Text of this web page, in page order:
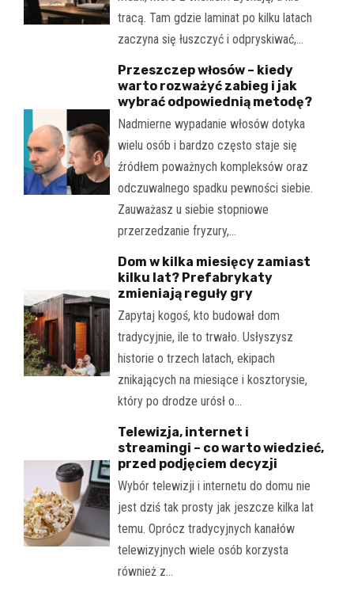
tracą. Tam gdzie laminat po kilku latach
zaczyna się łuszczyć i odpryskiwać,…
Przeszczep włosów – kiedy
warto rozważyć zabieg i jak
wybrać odpowiednią metodę?
Nadmierne wypadanie włosów dotyka
wielu osób i bardzo często staje się
źródłem poważnych kompleksów oraz
odczuwalnego spadku pewności siebie.
Zauważasz u siebie stopniowe
przerzedzanie fryzury,…
Dom w kilka miesięcy zamiast
kilku lat? Prefabrykaty
zmieniają reguły gry
Zapytaj kogoś, kto budował dom
tradycyjnie, ile to trwało. Usłyszysz
historie o trzech latach, ekipach
znikających na miesiące i kosztorysie,
który po drodze urósł o…
Telewizja, internet i
streamingi – co warto wiedzieć,
przed podjęciem decyzji
Wybór telewizji i internetu do domu nie
jest dziś tak prosty jak jeszcze kilka lat
temu. Oprócz tradycyjnych kanałów
telewizyjnych wiele osób korzysta
również z…